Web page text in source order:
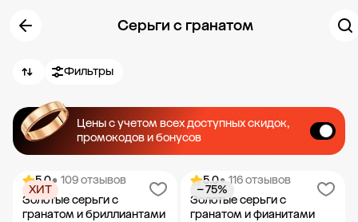
Серьги с гранатом
Фильтры
Цены с учетом всех доступных скидок,
промокодов и бонусов
5.0• 109 отзывов
Золотые серьги с
гранатом и бриллиантами
ХИТ
5.0• 116 отзывов
Золотые серьги с
гранатом и фианитами
− 75%